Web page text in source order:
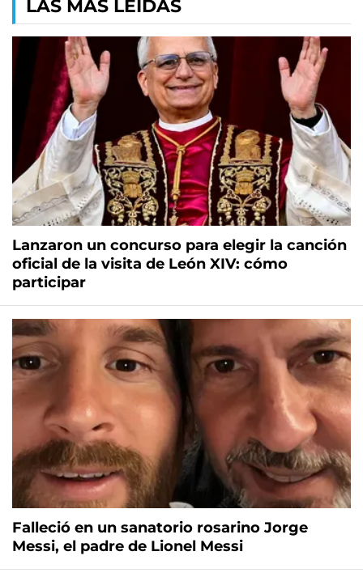
LAS MÁS LEÍDAS
Lanzaron un concurso para elegir la canción
oficial de la visita de León XIV: cómo
participar
Falleció en un sanatorio rosarino Jorge
Messi, el padre de Lionel Messi